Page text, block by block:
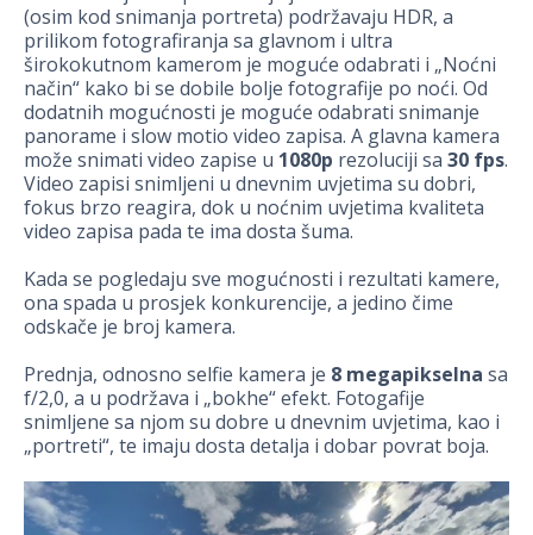
(osim kod snimanja portreta) podržavaju HDR, a
prilikom fotografiranja sa glavnom i ultra
širokokutnom kamerom je moguće odabrati i „Noćni
način“ kako bi se dobile bolje fotografije po noći. Od
dodatnih mogućnosti je moguće odabrati snimanje
panorame i slow motio video zapisa. A glavna kamera
može snimati video zapise u 1080p rezoluciji sa 30 fps.
Video zapisi snimljeni u dnevnim uvjetima su dobri,
fokus brzo reagira, dok u noćnim uvjetima kvaliteta
video zapisa pada te ima dosta šuma.
Kada se pogledaju sve mogućnosti i rezultati kamere,
ona spada u prosjek konkurencije, a jedino čime
odskače je broj kamera.
Prednja, odnosno selfie kamera je 8 megapikselna sa
f/2,0, a u podržava i „bokhe“ efekt. Fotogafije
snimljene sa njom su dobre u dnevnim uvjetima, kao i
„portreti“, te imaju dosta detalja i dobar povrat boja.